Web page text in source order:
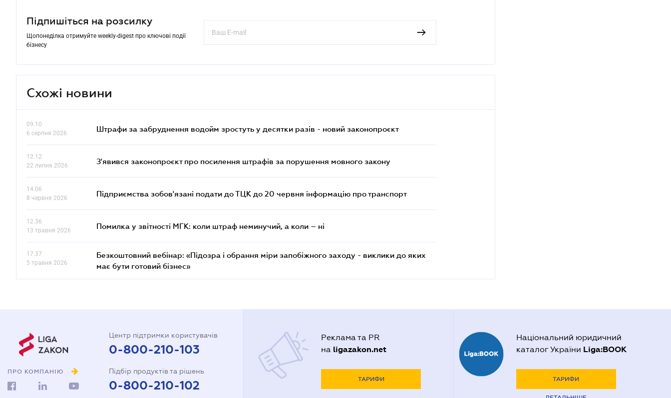
Підпишіться на розсилку
Щопонеділка отримуйте weekly-digest про ключові події
бізнесу
Схожі новини
09.10
6 серпня 2026
Штрафи за забруднення водойм зростуть у десятки разів - новий законопроєкт
12.12
22 липня 2026
З'явився законопроєкт про посилення штрафів за порушення мовного закону
14.06
8 червня 2026
Підприємства зобов'язані подати до ТЦК до 20 червня інформацію про транспорт
12.36
13 травня 2026
Помилка у звітності МГК: коли штраф неминучий, а коли – ні
17.37
5 травня 2026
Безкоштовний вебінар: «Підозра і обрання міри запобіжного заходу - виклики до яких
має бути готовий бізнес»
ПРО КОМПАНІЮ
Центр підтримки користувачів
0-800-210-103
Підбір продуктів та рішень
0-800-210-102
Реклама та PR
на ligazakon.net
ТАРИФИ
Національний юридичний
каталог України Liga:BOOK
ТАРИФИ